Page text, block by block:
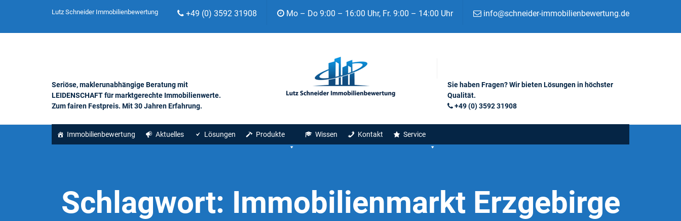
Lutz Schneider Immobilienbewertung +49 (0) 3592 31908 Mo – Do 9:00 – 16:00 Uhr, Fr. 9:00 – 14:00 Uhr info@schneider-immobilienbewertung.de
Seriöse, maklerunabhängige Beratung mit
LEIDENSCHAFT für marktgerechte Immobilienwerte.
Zum fairen Festpreis. Mit 30 Jahren Erfahrung.
Sie haben Fragen? Wir bieten Lösungen in höchster
Qualität.
+49 (0) 3592 31908
Immobilienbewertung Aktuelles Lösungen Produkte Wissen Kontakt Service
Schlagwort: Immobilienmarkt Erzgebirge